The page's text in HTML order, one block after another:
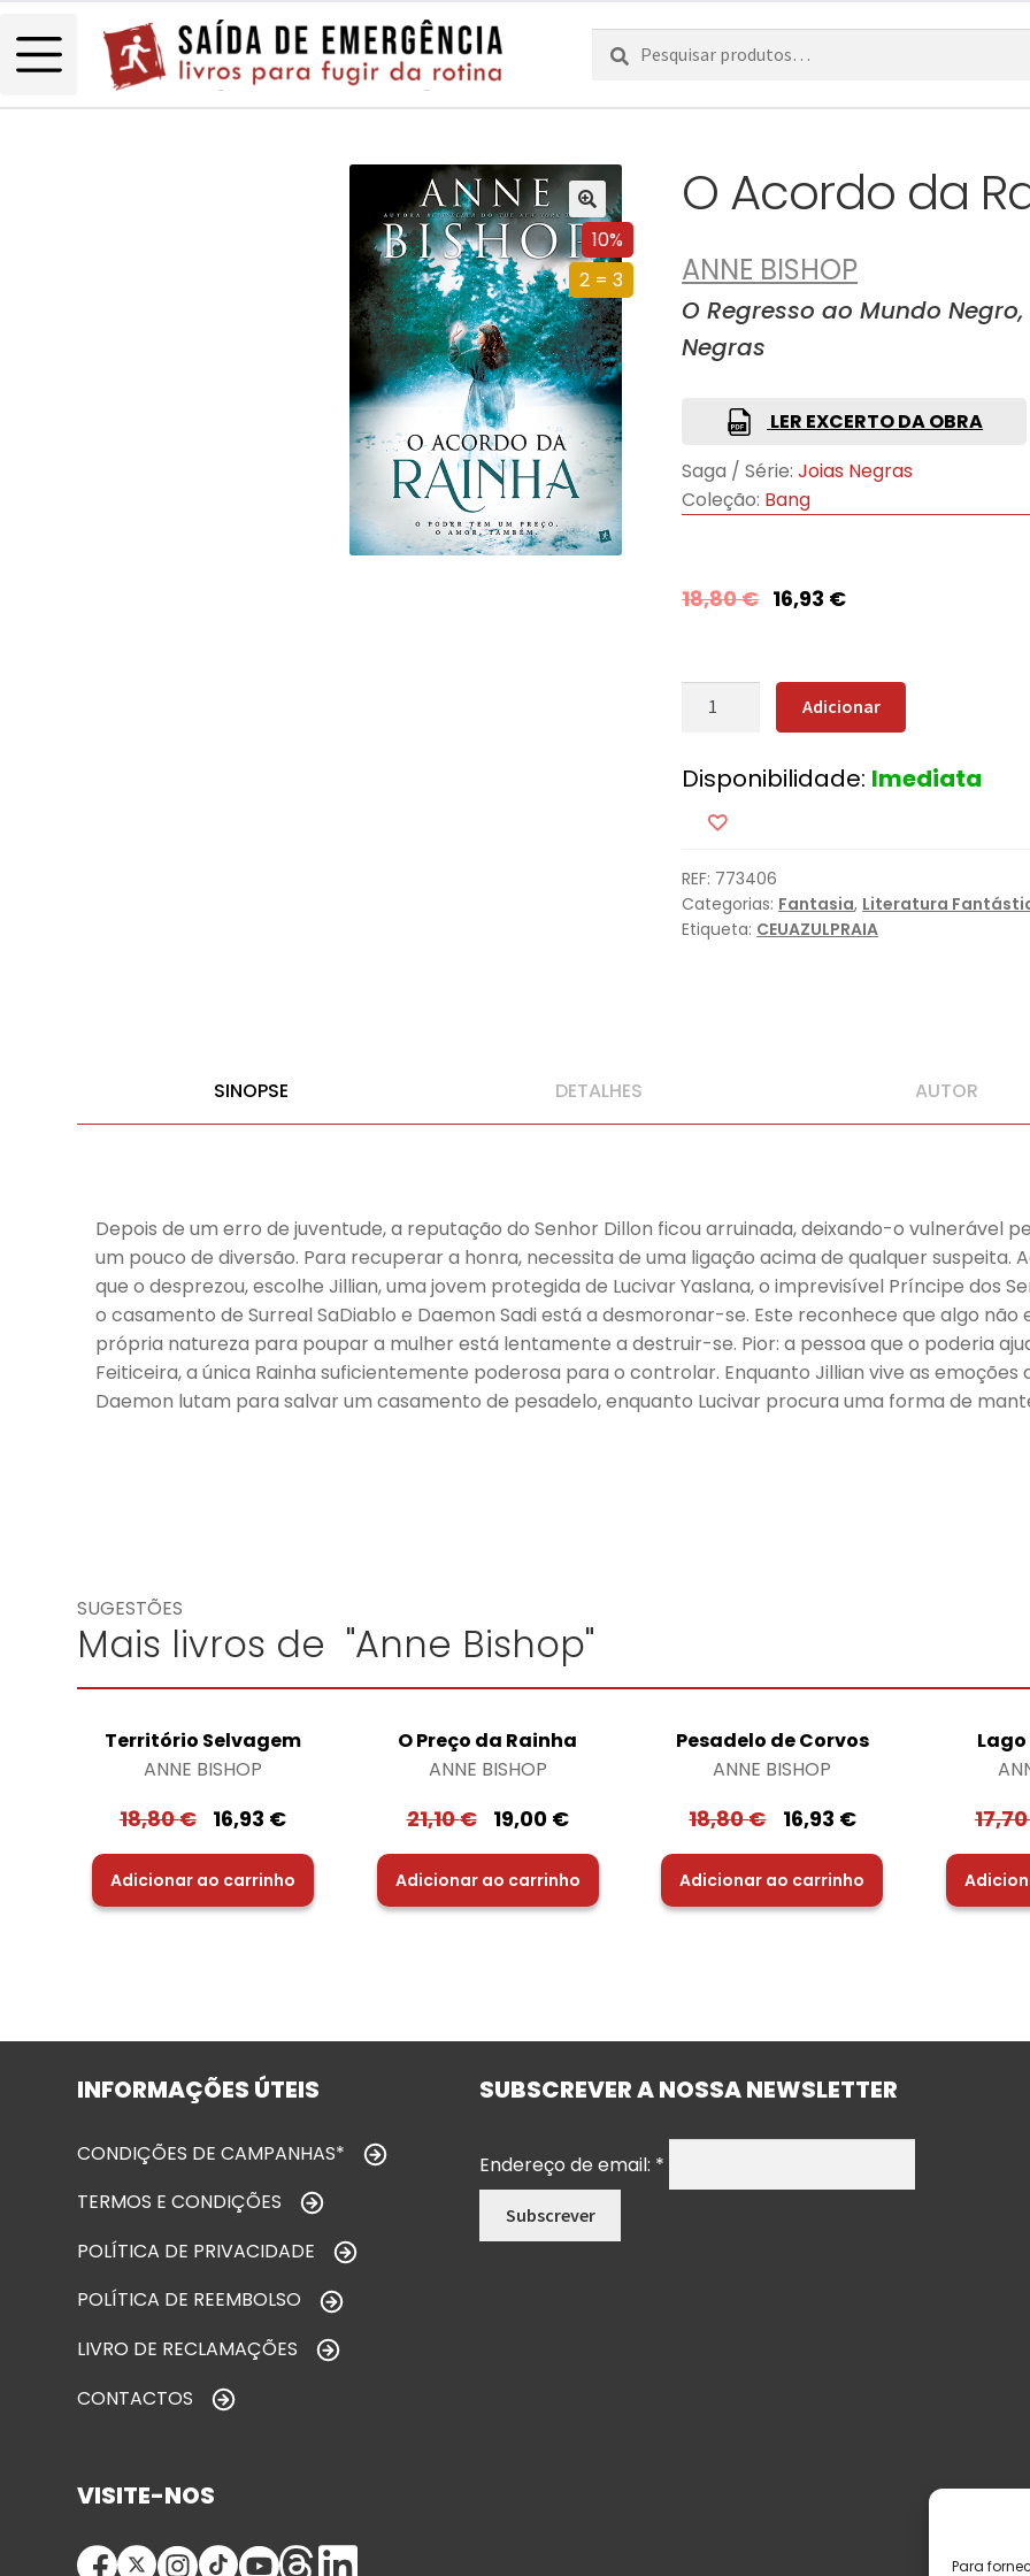
Para
Pesquisar
por:
Pesquisa
10%
2 = 3
O Acordo da
ANNE BISHOP
O Regresso ao Mundo
Negras
LER EXCERTO DA OBRA
Saga / Série: Joias Negras
Coleção: Bang
18,80€ 16,93 €
Quantidade
Acordo
Rainha
Adicionar
Disponibilidade: Imediata
REF: 773406
Categorias: Fantasia, Literatura
Etiqueta: CEUAZULPRAIA
SINOPSE DETALHES AUTOR
Depois de um erro de juventude, a reputação do Senhor Dillon ficou arruinada, deixando-o vulnerável
um pouco de diversão. Para recuperar a honra, necessita de uma ligação acima de qualquer suspeita.
que o desprezou, escolhe Jillian, uma jovem protegida de Lucivar Yaslana, o imprevisível Príncipe dos
o casamento de Surreal SaDiablo e Daemon Sadi está a desmoronar-se. Este reconhece que algo
própria natureza para poupar a mulher está lentamente a destruir-se. Pior: a pessoa que o poderia
Feiticeira, a única Rainha suficientemente poderosa para o controlar. Enquanto Jillian vive as
Daemon lutam para salvar um casamento de pesadelo, enquanto Lucivar procura uma forma de
SUGESTÕES
Mais livros de "Anne Bishop"
Território Selvagem
ANNE BISHOP
18,80€ 16,93 €
Adicionar ao carrinho
O Preço da Rainha
ANNE BISHOP
21,10€ 19,00 €
Adicionar ao carrinho
Pesadelo de Corvos
ANNE BISHOP
18,80€ 16,93 €
Adicionar ao carrinho
INFORMAÇÕES ÚTEIS
CONDIÇÕES DE CAMPANHAS*
TERMOS E CONDIÇÕES
POLÍTICA DE PRIVACIDADE
POLÍTICA DE REEMBOLSO
LIVRO DE RECLAMAÇÕES
CONTACTOS
SUBSCREVER A NOSSA NEWSLETTER
Endereço de email: *
VISITE-NOS